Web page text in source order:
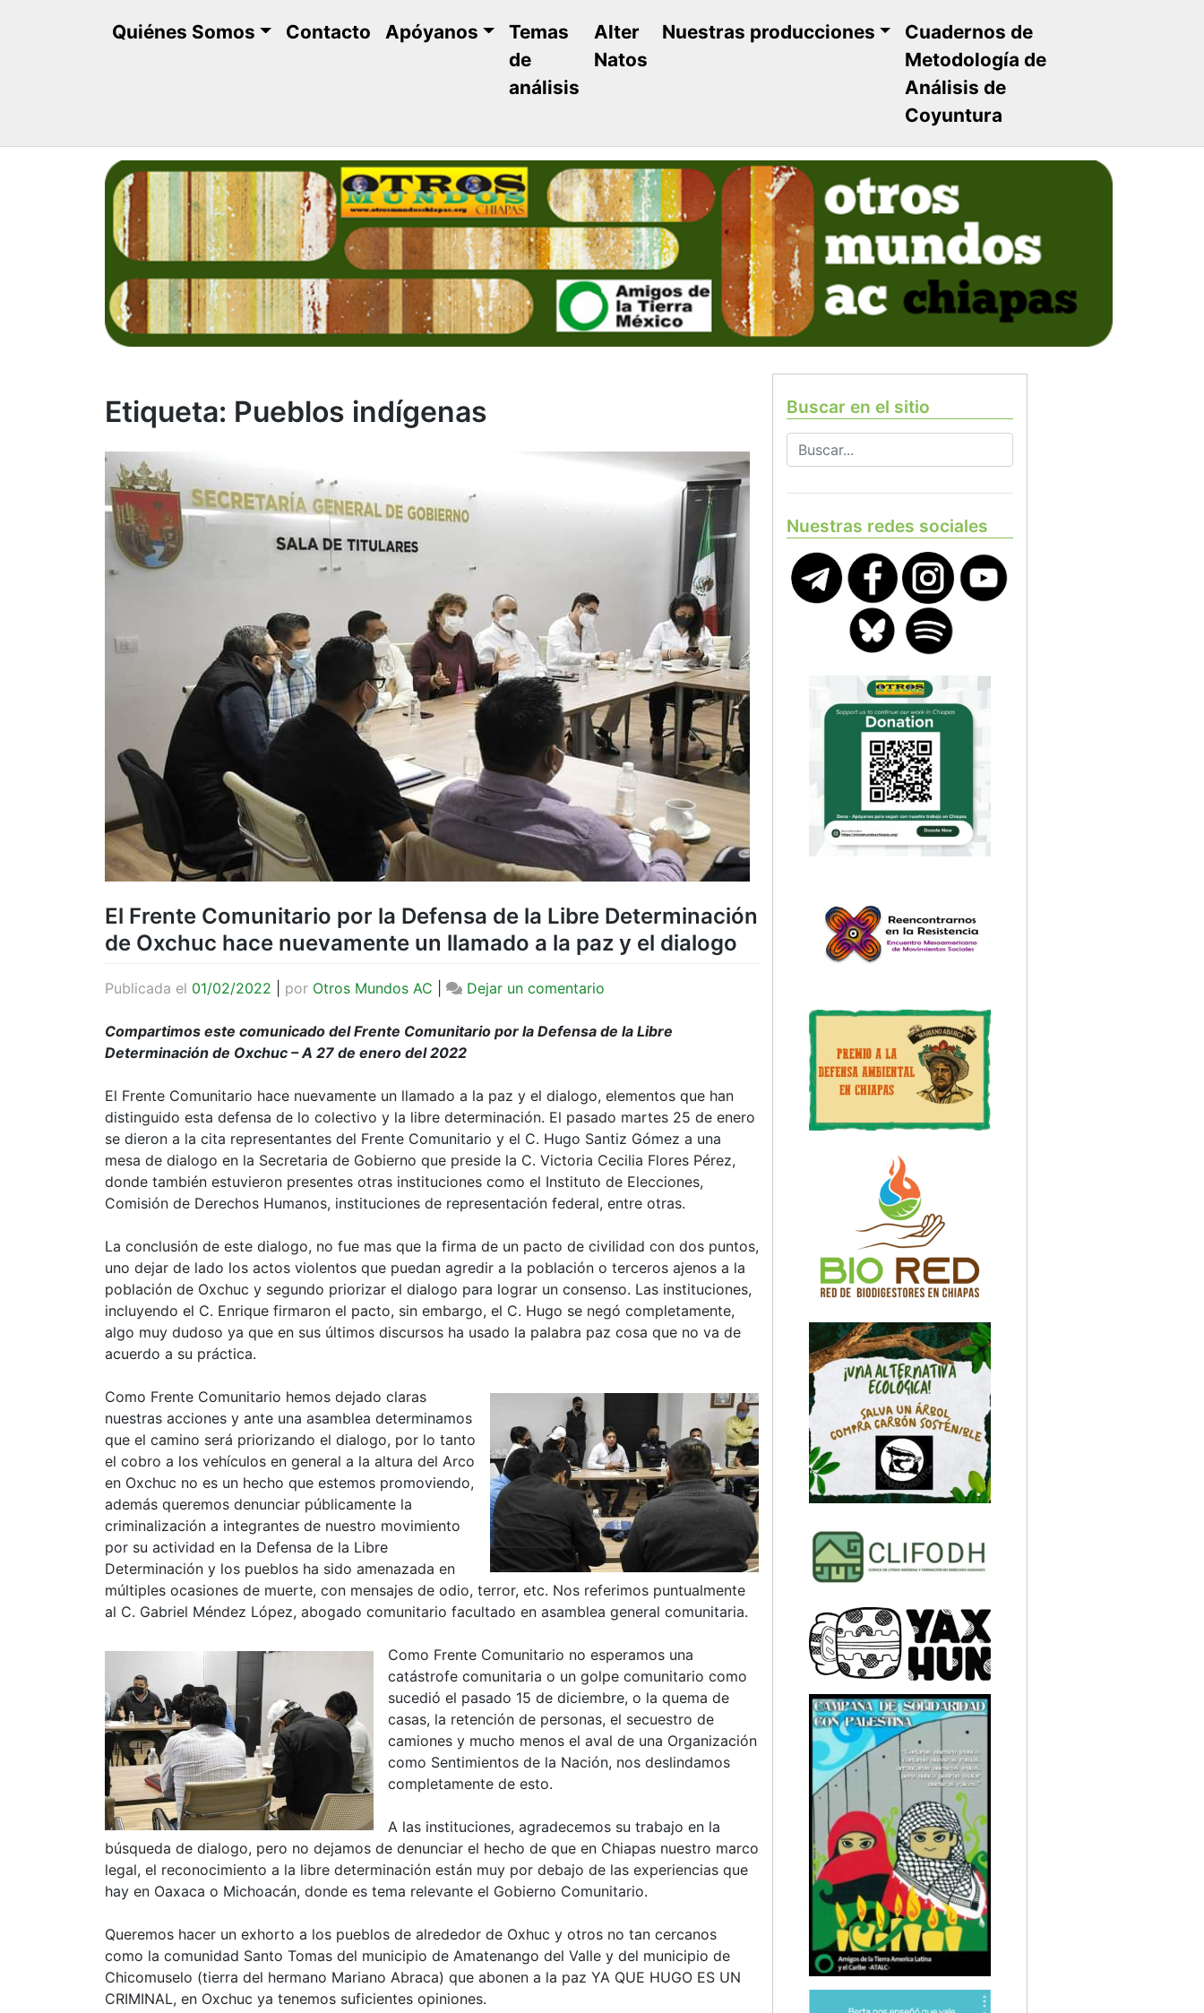
Quiénes Somos Contacto Apóyanos
Temas
de
análisis
Alter
Natos
Nuestras producciones
Cuadernos de
Metodología de
Análisis de
Coyuntura
Etiqueta: Pueblos indígenas
El Frente Comunitario por la Defensa de la Libre Determinación
de Oxchuc hace nuevamente un llamado a la paz y el dialogo
Publicada el 01/02/2022 por Otros Mundos AC Dejar un comentario
Frente
la
Defensa
de
la
Libre
Determinación
Oxchuc
hace
nuevamente
un
llamado
paz
el
dialogo
Compartimos este comunicado del Frente Comunitario por la Defensa de la Libre
Determinación de Oxchuc – A 27 de enero del 2022
El Frente Comunitario hace nuevamente un llamado a la paz y el dialogo, elementos que han
distinguido esta defensa de lo colectivo y la libre determinación. El pasado martes 25 de enero
se dieron a la cita representantes del Frente Comunitario y el C. Hugo Santiz Gómez a una
mesa de dialogo en la Secretaria de Gobierno que preside la C. Victoria Cecilia Flores Pérez,
donde también estuvieron presentes otras instituciones como el Instituto de Elecciones,
Comisión de Derechos Humanos, instituciones de representación federal, entre otras.
La conclusión de este dialogo, no fue mas que la firma de un pacto de civilidad con dos puntos,
uno dejar de lado los actos violentos que puedan agredir a la población o terceros ajenos a la
población de Oxchuc y segundo priorizar el dialogo para lograr un consenso. Las instituciones,
incluyendo el C. Enrique firmaron el pacto, sin embargo, el C. Hugo se negó completamente,
algo muy dudoso ya que en sus últimos discursos ha usado la palabra paz cosa que no va de
acuerdo a su práctica.
Como Frente Comunitario hemos dejado claras
nuestras acciones y ante una asamblea determinamos
que el camino será priorizando el dialogo, por lo tanto
el cobro a los vehículos en general a la altura del Arco
en Oxchuc no es un hecho que estemos promoviendo,
además queremos denunciar públicamente la
criminalización a integrantes de nuestro movimiento
por su actividad en la Defensa de la Libre
Determinación y los pueblos ha sido amenazada en
múltiples ocasiones de muerte, con mensajes de odio, terror, etc. Nos referimos puntualmente
al C. Gabriel Méndez López, abogado comunitario facultado en asamblea general comunitaria.
Como Frente Comunitario no esperamos una
catástrofe comunitaria o un golpe comunitario como
sucedió el pasado 15 de diciembre, o la quema de
casas, la retención de personas, el secuestro de
camiones y mucho menos el aval de una Organización
como Sentimientos de la Nación, nos deslindamos
completamente de esto.
A las instituciones, agradecemos su trabajo en la
búsqueda de dialogo, pero no dejamos de denunciar el hecho de que en Chiapas nuestro marco
legal, el reconocimiento a la libre determinación están muy por debajo de las experiencias que
hay en Oaxaca o Michoacán, donde es tema relevante el Gobierno Comunitario.
Queremos hacer un exhorto a los pueblos de alrededor de Oxhuc y otros no tan cercanos
como la comunidad Santo Tomas del municipio de Amatenango del Valle y del municipio de
Chicomuselo (tierra del hermano Mariano Abraca) que abonen a la paz YA QUE HUGO ES UN
CRIMINAL, en Oxchuc ya tenemos suficientes opiniones.
Buscar en el sitio
Nuestras redes sociales